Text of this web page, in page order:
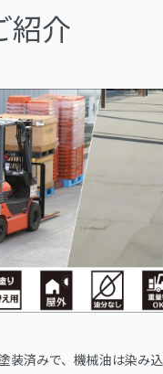
紹介
装済みで、機械油は染み